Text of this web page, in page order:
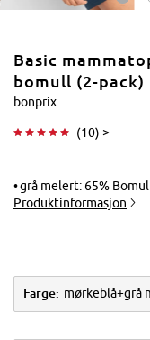
Basic
bomull (2-pack)
bonprix
(10) >
grå melert: 65% Bomull (organisk),
Produktinformasjon
Farge: mørkeblå+grå